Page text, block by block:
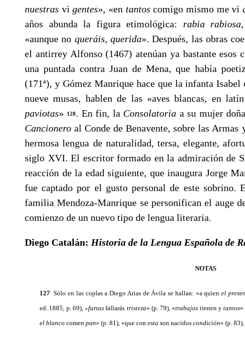
nuestras vigentes», «en tantoscomigo mismo me vi
años abunda la figura etimo­lógica: rabia rabiosa,
«aunque no queráis, querida». Después, las obras
el antirrey Alfonso (1467) atenúan ya bastante esos
una pun­tada contra Juan de Mena, que había
(171ª), y Gómez Manrique hace que la infanta Isabel
nueve musas, hablen de las «aves blancas, en
paviotas» 128. En fin, la Consolatoria a su mujer
Cancioneroal Conde de Benavente, sobre las Armas
hermosa lengua de naturalidad, tersa, ele­gante,
siglo XVI. El escritor formado en la admiración de
reacción de la edad siguiente, que inaugu­ra Jorge
fue capta­do por el gusto personal de este sobrino.
familia Mendoza-Manrique se personifican el auge
comienzo de un nuevo tipo de lengua literaria.
Diego Catalán: Historia de la Lengua Española de
NOTAS
127 Sólo en las coplas a Diego Arias de Ávila se hallan: «a quienel
ed. 1885, p. 69), «fartasfallarás tristeza» (p. 79), «trabajos tienen y tantos»
el blanco comen pan» (p. 81), «que con esta son nacidos condición» (p. 83),